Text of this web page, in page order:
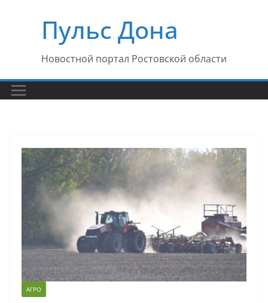
содержимомуПульс Дона
Новостной портал Ростовской области
АГРО